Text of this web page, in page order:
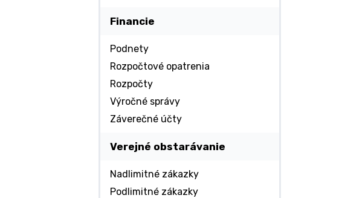
Financie
Podnety
Rozpočtové opatrenia
Rozpočty
Výročné správy
Záverečné účty
Verejné obstarávanie
Nadlimitné zákazky
Podlimitné zákazky